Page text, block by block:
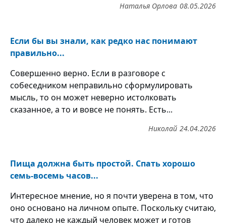
08.05.2026
Наталья Орлова
Если бы вы знали, как редко нас понимают
правильно...
Совершенно верно. Если в разговоре с
собеседником неправильно сформулировать
мысль, то он может неверно истолковать
сказанное, а то и вовсе не понять. Есть...
24.04.2026
Николай
Пища должна быть простой. Спать хорошо
семь-восемь часов...
Интересное мнение, но я почти уверена в том, что
оно основано на личном опыте. Поскольку считаю,
что далеко не каждый человек может и готов